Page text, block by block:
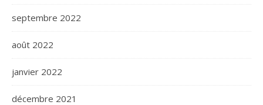
septembre 2022
août 2022
janvier 2022
décembre 2021